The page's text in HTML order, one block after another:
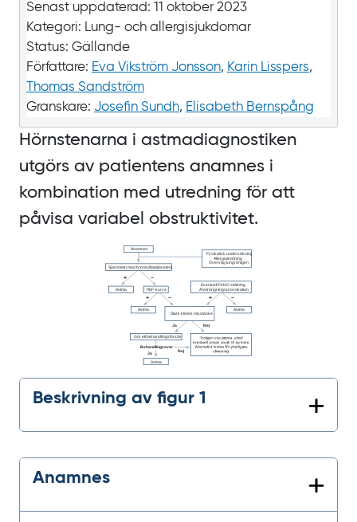
Senast uppdaterad: 11 oktober 2023
Kategori: Lung- och allergisjukdomar
Status: Gällande
Författare: Eva Vikström Jonsson, Karin Lisspers,
Thomas Sandström
Granskare: Josefin Sundh, Elisabeth Bernspång
Hörnstenarna i astmadiagnostiken
utgörs av patientens anamnes i
kombination med utredning för att
påvisa variabel obstruktivitet.
Beskrivning av figur 1
Anamnes